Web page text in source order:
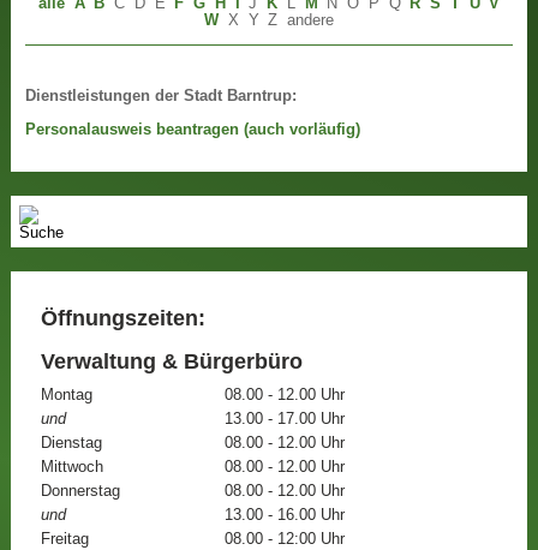
alle A B C D E F G H J K L M N O P Q R S T U V
W X Y Z andere
Dienstleistungen der Stadt Barntrup:
Personalausweis beantragen (auch vorläufig)
Öffnungszeiten:
Verwaltung & Bürgerbüro
Montag
08.00 - 12.00 Uhr
und
13.00 - 17.00 Uhr
Dienstag
08.00 - 12.00 Uhr
Mittwoch
08.00 - 12.00 Uhr
Donnerstag
08.00 - 12.00 Uhr
und
13.00 - 16.00 Uhr
Freitag
08.00 - 12:00 Uhr